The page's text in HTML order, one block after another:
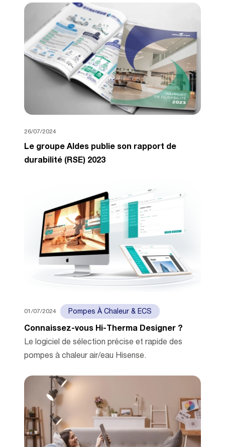
26/07/2024
Le groupe Aldes publie son rapport de
durabilité (RSE) 2023
01/07/2024 Pompes À Chaleur & ECS
Connaissez-vous Hi-Therma Designer ?
Le logiciel de sélection précise et rapide des
pompes à chaleur air/eau Hisense.